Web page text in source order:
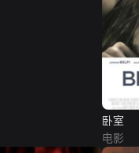
卧室
电影